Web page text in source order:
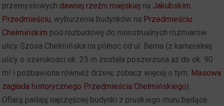
przemysłowych dawnej rzeźni miejskiej na Jakubskim
Przedmieściu, wyburzenia budynków na Przedmieściu
Chełmińskim pod rozbudowę do monstrualnych rozmiarów
ulicy Szosa Chełmińska na północ od ul. Bema (z kameralnej
ulicy o szerokości ok. 25 m została poszerzona aż do ok. 90
m! i pozbawiona również drzew, zobacz więcej o tym: Masowa
zagłada historycznego Przedmieścia Chełmińskiego).
Ofiarą padają najczęściej budynki z pruskiego muru będące